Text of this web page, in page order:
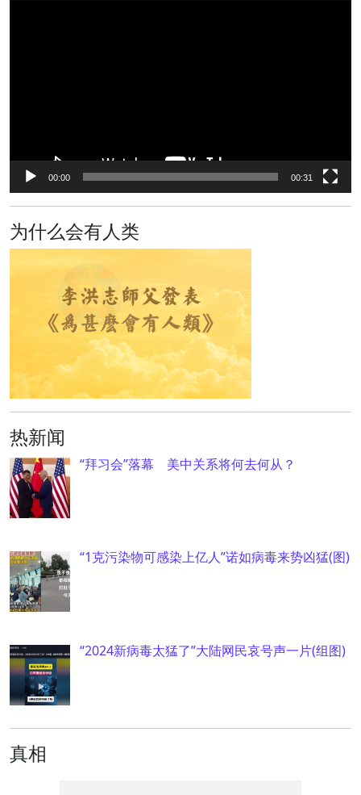
00:00 00:31
为什么会有人类
热新闻
“拜习会”落幕 美中关系将何去何从？
“1克污染物可感染上亿人”诺如病毒来势凶猛(图)
“2024新病毒太猛了”大陆网民哀号声一片(组图)
真相